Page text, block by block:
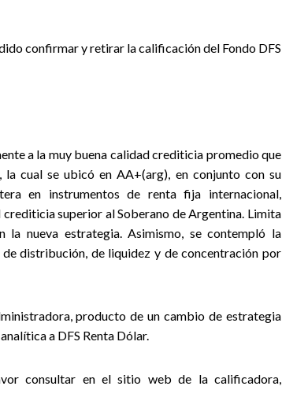
confirmar y retirar la calificación del Fondo DFS
a la muy buena calidad crediticia promedio que
cual se ubicó en AA+(arg), en conjunto con su
en instrumentos de renta fija internacional,
superior al Soberano de Argentina. Limita
nueva estrategia. Asimismo, se contempló la
distribución, de liquidez y de concentración por
producto de un cambio de estrategia
a DFS Renta Dólar.
consultar en el sitio web de la calificadora,